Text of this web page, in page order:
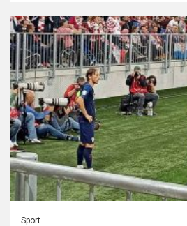
Sport